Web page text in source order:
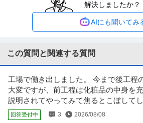
ードする「Gulliver」
上場企業
年収800万円〜1,200万円
どに応じ、当該求人をビズリ…続きを見る
物流企画・物流管理 ／ 戦略調達・購買（
ジスト）_H2610
キオクシア株式会社
新着 在宅ワーク 土日休み 昇格あり
年収800万円〜1,200万円
解決しましたか？
AIにも聞いてみ
この質問と関連する質問
工場で働き出しました。 今まで後工程
大変ですが、前工程は化粧品の中身を
説明されてやってみて焦るとこぼして
回答受付中 3 2026/08/08